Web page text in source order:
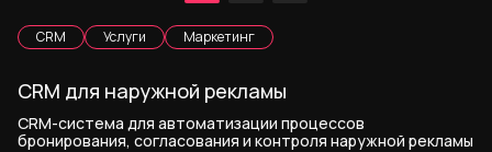
CRM Услуги Маркетинг
CRM для наружной рекламы
CRM-система для автоматизации процессов
бронирования, согласования и контроля наружной рекламы